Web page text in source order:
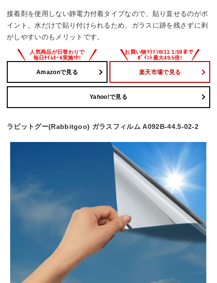
接着剤を使用しない静電力付着タイプなので、貼り直せるのがポ
イント。水だけで貼り付けられるため、ガラスに跡を残さずに剥
がしやすいのもメリットです。
Amazonで見る 楽天市場で見る
Yahoo!で見る
ラビットグー(Rabbitgoo) ガラスフィルム A092B-44.5-02-2